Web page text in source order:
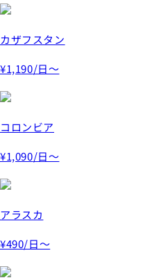
カザフスタン
¥1,190/日～
コロンビア
¥1,090/日～
アラスカ
¥490/日～